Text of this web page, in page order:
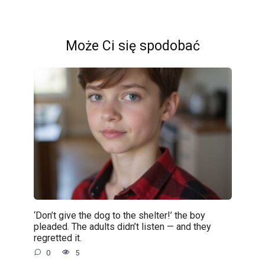
Może Ci się spodobać
‘Don’t give the dog to the shelter!’ the boy
pleaded. The adults didn’t listen — and they
regretted it.
0 5